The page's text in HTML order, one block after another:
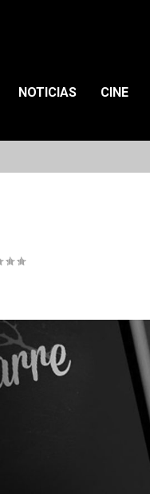
NOTICIAS CINE